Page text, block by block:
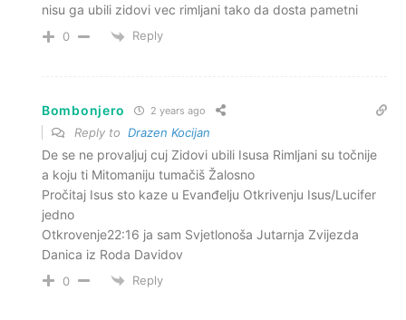
nisu ga ubili zidovi vec rimljani tako da dosta pametni
0 Reply
Bombonjero 2 years ago
Reply to Drazen Kocijan
De se ne provaljuj cuj Zidovi ubili Isusa Rimljani su točnije
a koju ti Mitomaniju tumačiš Žalosno
Pročitaj Isus sto kaze u Evanđelju Otkrivenju Isus/Lucifer
jedno
Otkrovenje22:16 ja sam Svjetlonoša Jutarnja Zvijezda
Danica iz Roda Davidov
0 Reply